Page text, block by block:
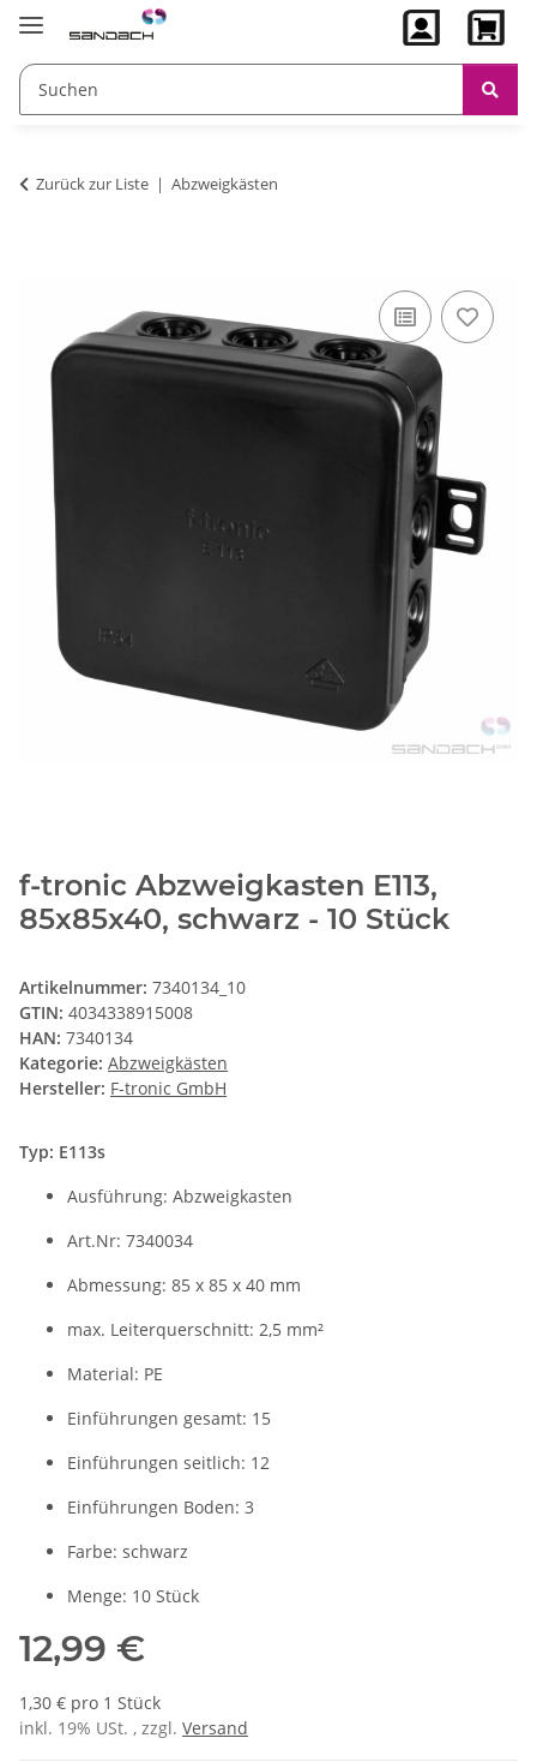
Zurück zur Liste Abzweigkästen
f-tronic Abzweigkasten E113,
85x85x40, schwarz - 10 Stück
Artikelnummer: 7340134_10
GTIN: 4034338915008
HAN: 7340134
Kategorie: Abzweigkästen
Hersteller: F-tronic GmbH
Typ: E113s
Ausführung: Abzweigkasten
Art.Nr: 7340034
Abmessung: 85 x 85 x 40 mm
max. Leiterquerschnitt: 2,5 mm²
Material: PE
Einführungen gesamt: 15
Einführungen seitlich: 12
Einführungen Boden: 3
Farbe: schwarz
Menge: 10 Stück
12,99 €
1,30 € pro 1 Stück
inkl. 19% USt. , zzgl. Versand